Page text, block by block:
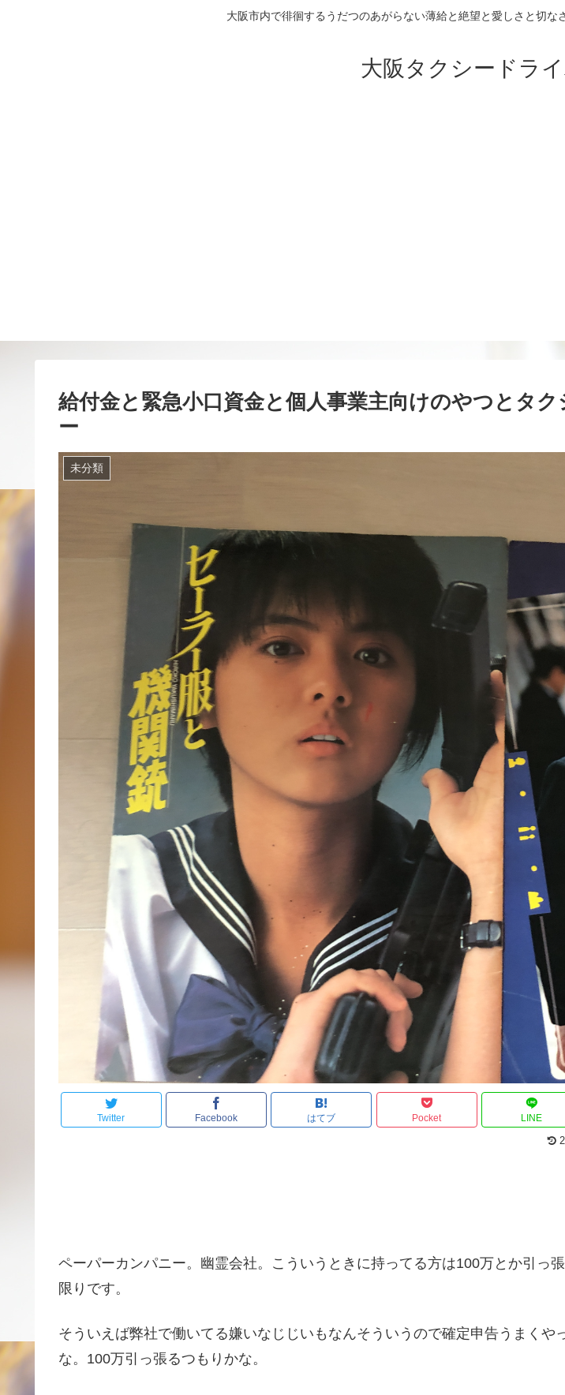
大阪市内で徘徊するうだつのあがらない薄給と絶望と愛しさと切
大阪タクシードラ
給付金と緊急小口資金と個人事業主向けのやつとタ
ー
未分類
Twitter Facebook はてブ Pocket LINE
ペーパーカンパニー。幽霊会社。こういうときに持ってる方は100万とか引っ
限りです。
そういえば弊社で働いてる嫌いなじじいもなんそういうので確定申告うまくや
な。100万引っ張るつもりかな。